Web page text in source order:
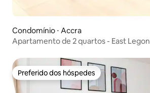
Condomínio ⋅ Accra
Apartamento de 2 quartos - East Legon
Preferido dos hóspedes
Preferido dos hóspedes